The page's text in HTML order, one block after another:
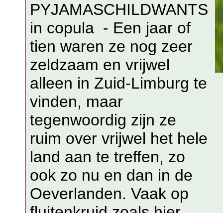
PYJAMASCHILDWANTS
in copula - Een jaar of
tien waren ze nog zeer
zeldzaam en vrijwel
alleen in Zuid-Limburg te
vinden, maar
tegenwoordig zijn ze
ruim over vrijwel het hele
land aan te treffen, zo
ook zo nu en dan in de
Oeverlanden. Vaak op